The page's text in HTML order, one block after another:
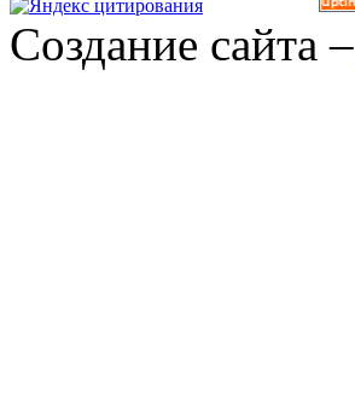
Создание сайта –